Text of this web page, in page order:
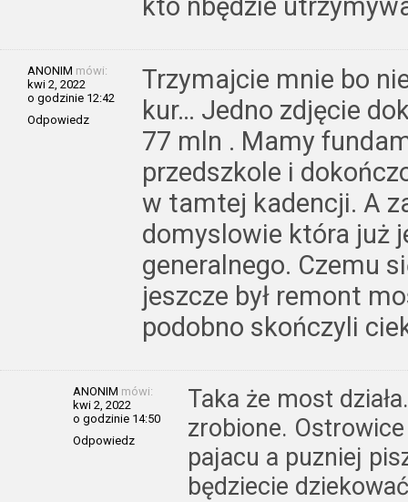
kto nbędzie
ANONIM mówi:
kwi 2, 2022
o godzinie 12:42
Odpowiedz
Trzymajcie mnie bo
kur… Jedno zdjęcie
77 mln . Mamy
przedszkole i
w tamtej kadencji. A
domyslowie która już
generalnego. Czemu
jeszcze był remont
podobno skończyli
ANONIM mówi:
kwi 2, 2022
o godzinie 14:50
Odpowiedz
Taka że most
zrobione.
pajacu a puzniej
będziecie dziekować